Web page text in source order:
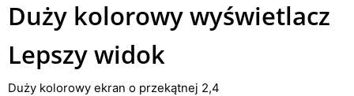
Duży kolorowy wyświetlacz
Lepszy widok
Duży kolorowy ekran o przekątnej 2,4